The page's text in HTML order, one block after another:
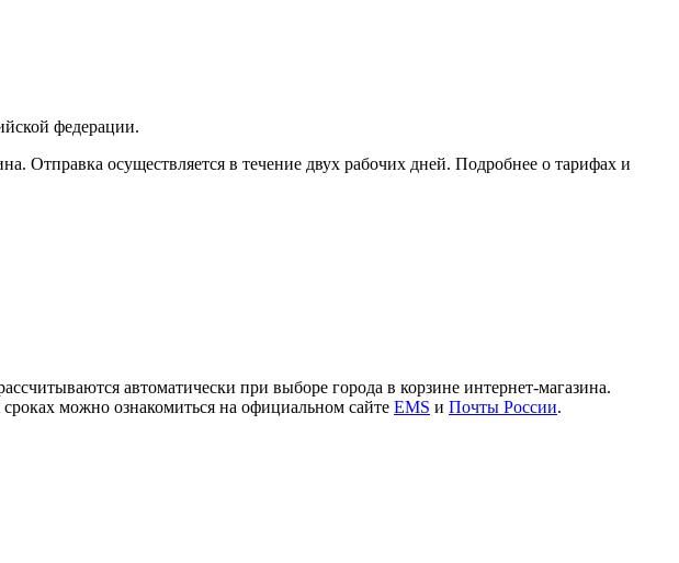
федерации.
Отправка осуществляется в течение двух рабочих дней. Подробнее о тарифах и
автоматически при выборе города в корзине интернет-магазина.
можно ознакомиться на официальном сайте EMS и Почты России.